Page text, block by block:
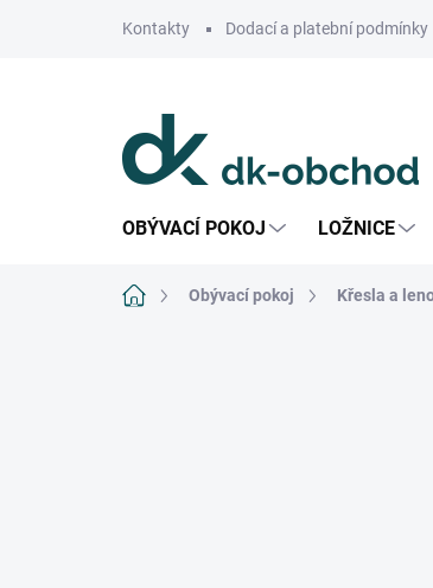
Kontakty Dodací a platební podmínky
OBÝVACÍ POKOJ LOŽNICE
Domů Obývací pokoj Křesla a